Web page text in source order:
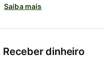
Saiba mais
Receber dinheiro